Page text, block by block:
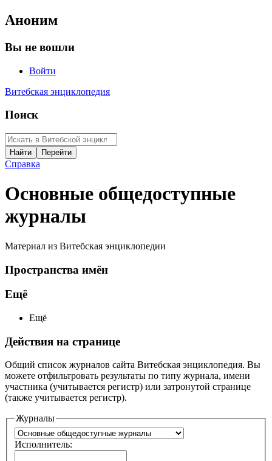
Аноним
Вы не вошли
Войти
Витебская энциклопедия
Поиск
Справка
Основные общедоступные
журналы
Материал из Витебская энциклопедии
Пространства имён
Ещё
Ещё
Действия на странице
Общий список журналов сайта Витебская энциклопедия. Вы
можете отфильтровать результаты по типу журнала, имени
участника (учитывается регистр) или затронутой странице
(также учитывается регистр).
Журналы
Исполнитель: